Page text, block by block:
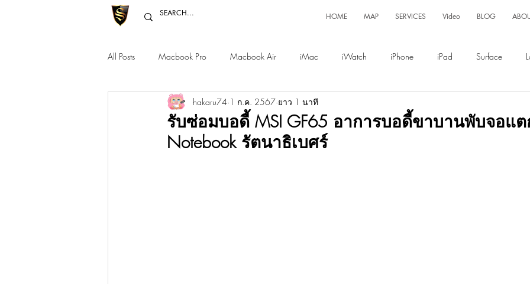
HOME MAP SERVICES Video BLOG
All Posts
Macbook Pro Macbook Air iMac iWatch iPhone iPad Surface
Macbook Pro 12" 14" 16" Mac Display Magsafe
รับซ่อมบอดี้ MSI GF65 อาการบอดี้ขาบานพับจอแ
Notebook รัตนาธิเบศร์
hakaru74 1 ก.ค. 2567 ยาว 1 นาที